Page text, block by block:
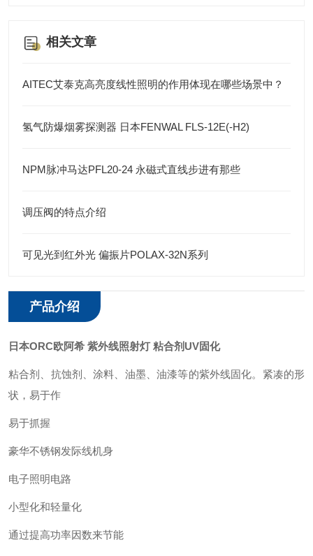
相关文章
AITEC艾泰克高亮度线性照明的作用体现在哪些场景中？
氢气防爆烟雾探测器 日本FENWAL FLS-12E(-H2)
NPM脉冲马达PFL20-24 永磁式直线步进有那些
调压阀的特点介绍
可见光到红外光 偏振片POLAX-32N系列
产品介绍
日本ORC欧阿希 紫外线照射灯 粘合剂UV固化
粘合剂、抗蚀剂、涂料、油墨、油漆等的紫外线固化。 紧凑的形
状，易于作
易于抓握
豪华不锈钢发际线机身
电子照明电路
小型化和轻量化
通过提高功率因数来节能